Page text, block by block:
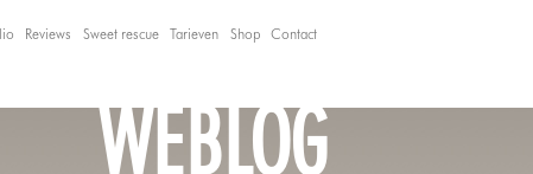
Reviews Sweet rescue Tarieven Shop Contact
WEBLOG